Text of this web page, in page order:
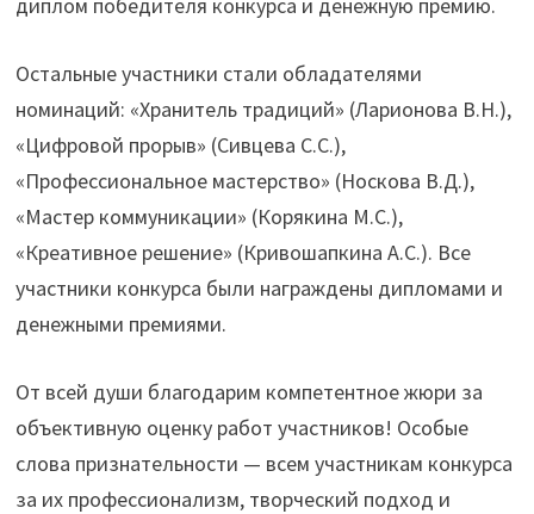
Остальные участники стали обладателями
номинаций: «Хранитель традиций» (Ларионова В.Н.),
«Цифровой прорыв» (Сивцева С.С.),
«Профессиональное мастерство» (Носкова В.Д.),
«Мастер коммуникации» (Корякина М.С.),
«Креативное решение» (Кривошапкина А.С.). Все
участники конкурса были награждены дипломами и
денежными премиями.
От всей души благодарим компетентное жюри за
объективную оценку работ участников! Особые
слова признательности — всем участникам конкурса
за их профессионализм, творческий подход и